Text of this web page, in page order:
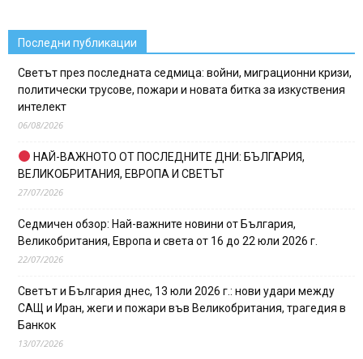
Последни публикации
Светът през последната седмица: войни, миграционни кризи,
политически трусове, пожари и новата битка за изкуствения
интелект
06/08/2026
НАЙ-ВАЖНОТО ОТ ПОСЛЕДНИТЕ ДНИ: БЪЛГАРИЯ,
ВЕЛИКОБРИТАНИЯ, ЕВРОПА И СВЕТЪТ
27/07/2026
Седмичен обзор: Най-важните новини от България,
Великобритания, Европа и света от 16 до 22 юли 2026 г.
22/07/2026
Светът и България днес, 13 юли 2026 г.: нови удари между
САЩ и Иран, жеги и пожари във Великобритания, трагедия в
Банкок
13/07/2026